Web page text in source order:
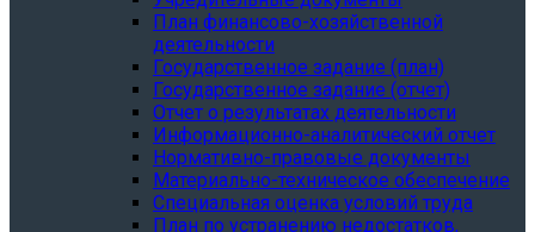
План финансово-хозяйственной
деятельности
Государственное задание (план)
Государственное задание (отчет)
Отчет о результатах деятельности
Информационно-аналитический отчет
Нормативно-правовые документы
Материально-техническое обеспечение
Специальная оценка условий труда
План по устранению недостатков,